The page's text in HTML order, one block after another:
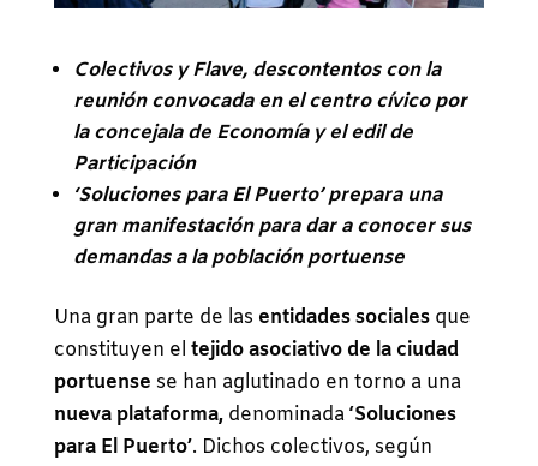
Colectivos y Flave, descontentos con la
reunión convocada en el centro cívico por
la concejala de Economía y el edil de
Participación
‘Soluciones para El Puerto’ prepara una
gran manifestación para dar a conocer sus
demandas a la población portuense
Una gran parte de las entidades socialesque
constituyen el tejido asociativo de la ciudad
portuense se han aglutinado en torno a una
nueva plataforma,denominada‘Soluciones
para El Puerto’. Dichos colectivos, según